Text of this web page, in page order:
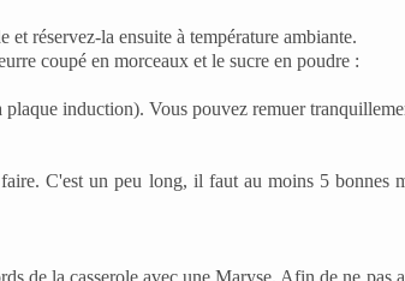
réservez-la ensuite à température ambiante.
coupé en morceaux et le sucre en poudre :
induction). Vous pouvez remuer
C'est un peu long, il faut au moins 5 bonnes
de la casserole avec une Maryse. Afin de ne pas